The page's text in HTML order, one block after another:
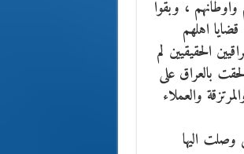
واوطانهم ، وبقوا
اهلهم
الحقيقيين لم
بالعراق على
والعملاء
وصلت اليها